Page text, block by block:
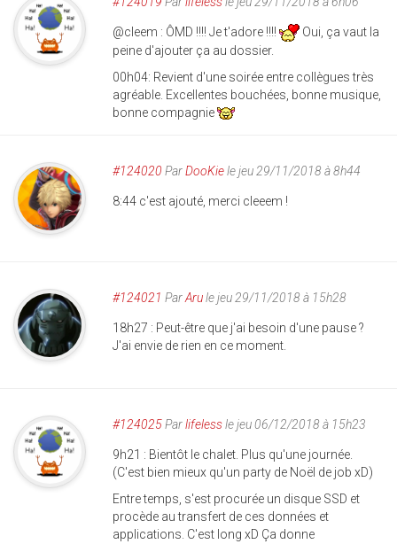
@cleem : ÔMD !!!! Je t'adore !!!!
Oui, ça vaut la
peine d'ajouter ça au dossier.
00h04: Revient d'une soirée entre collègues très
agréable. Excellentes bouchées, bonne musique,
bonne compagnie
#124020 ParDooKiele jeu 29/11/2018 à 8h44
8:44 c'est ajouté, merci cleeem !
#124021 ParArule jeu 29/11/2018 à 15h28
18h27 : Peut-être que j'ai besoin d'une pause ?
J'ai envie de rien en ce moment.
#124025Parlifelessle jeu 06/12/2018 à 15h23
9h21 : Bientôt le chalet. Plus qu'une journée.
(C'est bien mieux qu'un party de Noël de job xD)
Entre temps, s'est procurée un disque SSD et
procède au transfert de ces données et
applications. C'est long xD Ça donne